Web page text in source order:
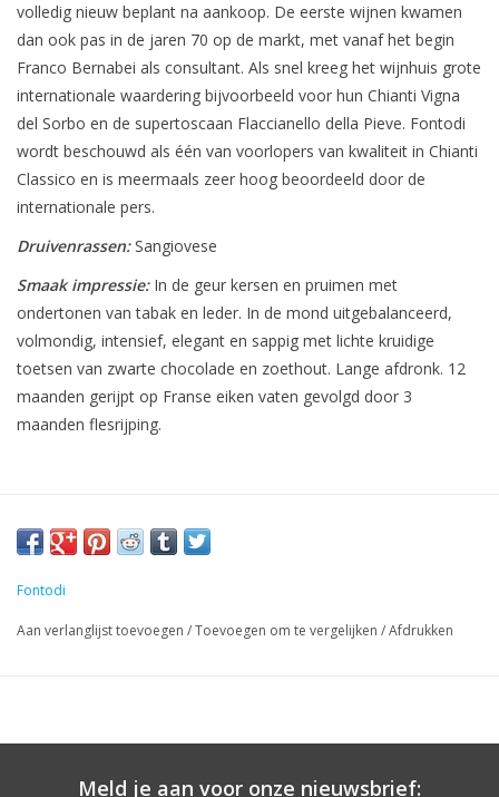
volledig nieuw beplant na aankoop. De eerste wijnen kwamen
dan ook pas in de jaren 70 op de markt, met vanaf het begin
Franco Bernabei als consultant. Als snel kreeg het wijnhuis grote
internationale waardering bijvoorbeeld voor hun Chianti Vigna
del Sorbo en de supertoscaan Flaccianello della Pieve. Fontodi
wordt beschouwd als één van voorlopers van kwaliteit in Chianti
Classico en is meermaals zeer hoog beoordeeld door de
internationale pers.
Druivenrassen:Sangiovese
Smaak impressie:In de geur kersen en pruimen met
ondertonen van tabak en leder. In de mond uitgebalanceerd,
volmondig, intensief, elegant en sappig met lichte kruidige
toetsen van zwarte chocolade en zoethout. Lange afdronk. 12
maanden gerijpt op Franse eiken vaten gevolgd door 3
maanden flesrijping.
Fontodi
Aan verlanglijst toevoegen /Toevoegen om te vergelijken /Afdrukken
Meld je aan voor onze nieuwsbrief: